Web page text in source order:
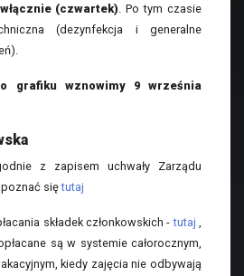
(czwartek) . Po tym czasie
(dezynfekcja i generalne
grafiku wznowimy 9 września
z zapisem uchwały Zarządu
siętutaj
składek członkowskich -tutaj
są w systemie całorocznym,
kiedy zajęcia nie odbywają